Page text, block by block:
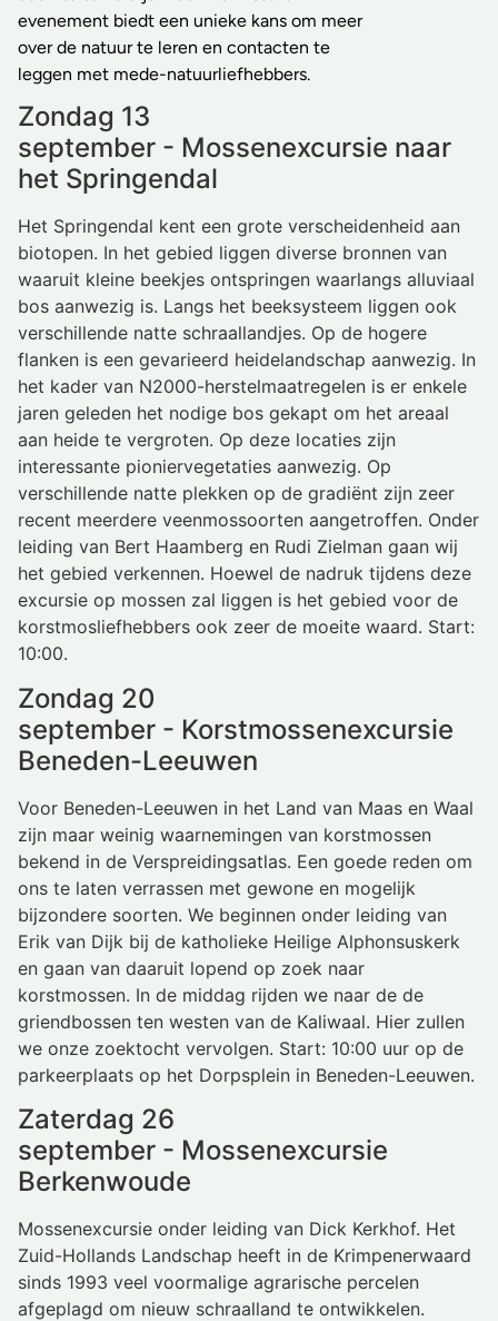
evenement biedt een unieke kans om meer
over de natuur te leren en contacten te
leggen met mede-natuurliefhebbers.
Zondag 13
september - Mossenexcursie naar
het Springendal
Het Springendal kent een grote verscheidenheid aan
biotopen. In het gebied liggen diverse bronnen van
waaruit kleine beekjes ontspringen waarlangs alluviaal
bos aanwezig is. Langs het beeksysteem liggen ook
verschillende natte schraallandjes. Op de hogere
flanken is een gevarieerd heidelandschap aanwezig. In
het kader van N2000-herstelmaatregelen is er enkele
jaren geleden het nodige bos gekapt om het areaal
aan heide te vergroten. Op deze locaties zijn
interessante pioniervegetaties aanwezig. Op
verschillende natte plekken op de gradiënt zijn zeer
recent meerdere veenmossoorten aangetroffen. Onder
leiding van Bert Haamberg en Rudi Zielman gaan wij
het gebied verkennen. Hoewel de nadruk tijdens deze
excursie op mossen zal liggen is het gebied voor de
korstmosliefhebbers ook zeer de moeite waard. Start:
10:00.
Zondag 20
september - Korstmossenexcursie
Beneden-Leeuwen
Voor Beneden-Leeuwen in het Land van Maas en Waal
zijn maar weinig waarnemingen van korstmossen
bekend in de Verspreidingsatlas. Een goede reden om
ons te laten verrassen met gewone en mogelijk
bijzondere soorten. We beginnen onder leiding van
Erik van Dijk bij de katholieke Heilige Alphonsuskerk
en gaan van daaruit lopend op zoek naar
korstmossen. In de middag rijden we naar de de
griendbossen ten westen van de Kaliwaal. Hier zullen
we onze zoektocht vervolgen. Start: 10:00 uur op de
parkeerplaats op het Dorpsplein in Beneden-Leeuwen.
Zaterdag 26
september - Mossenexcursie
Berkenwoude
Mossenexcursie onder leiding van Dick Kerkhof. Het
Zuid-Hollands Landschap heeft in de Krimpenerwaard
sinds 1993 veel voormalige agrarische percelen
afgeplagd om nieuw schraalland te ontwikkelen.